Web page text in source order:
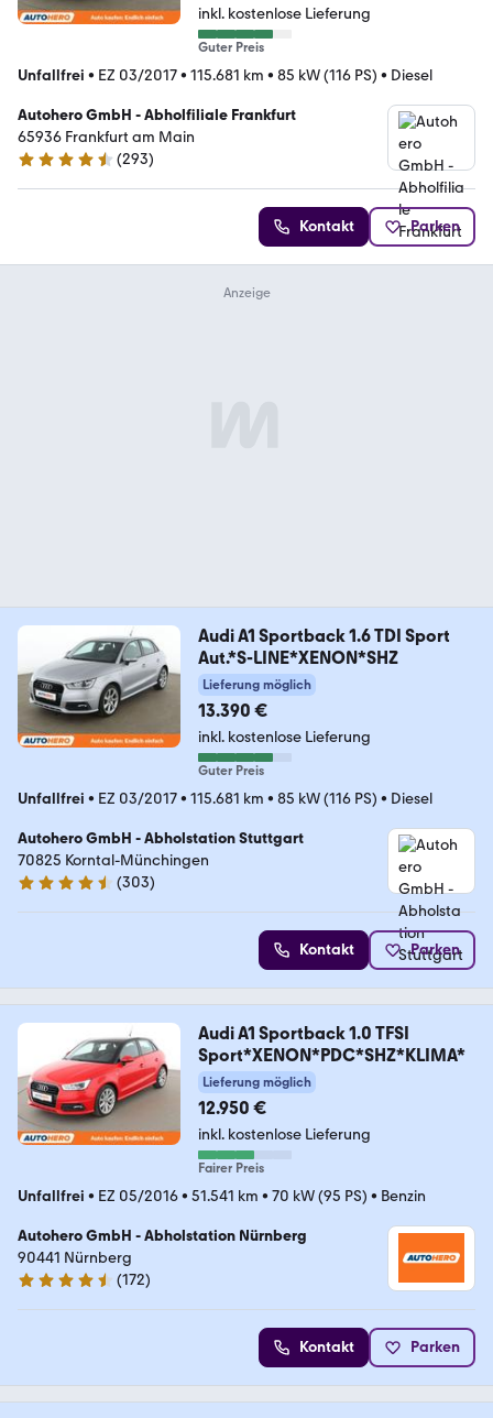
inkl. kostenlose Lieferung
Guter Preis
Unfallfrei • EZ 03/2017• 115.681 km • 85 kW (116 PS) • Diesel
Autohero GmbH - Abholfiliale Frankfurt
65936 Frankfurt am Main
4.6 Sterne
(293)
Kontakt Parken
Audi A1 Sportback 1.6 TDI Sport
Aut.*S-LINE*XENON*SHZ
Lieferung möglich
13.390 €
inkl. kostenlose Lieferung
Guter Preis
Unfallfrei • EZ 03/2017• 115.681 km • 85 kW (116 PS) • Diesel
Autohero GmbH - Abholstation Stuttgart
70825 Korntal-Münchingen
4.4 Sterne
(303)
Kontakt Parken
Audi A1 Sportback 1.0 TFSI
Sport*XENON*PDC*SHZ*KLIMA*
Lieferung möglich
12.950 €
inkl. kostenlose Lieferung
Fairer Preis
Unfallfrei • EZ 05/2016• 51.541 km • 70 kW (95 PS) • Benzin
Autohero GmbH - Abholstation Nürnberg
90441 Nürnberg
4.5 Sterne
(172)
Kontakt Parken